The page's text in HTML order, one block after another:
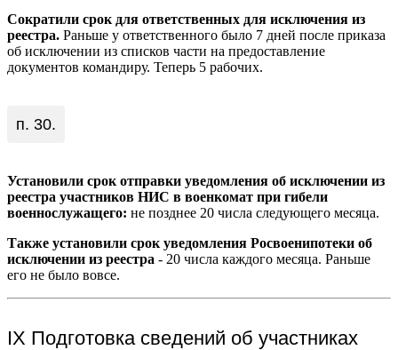
Сократили срок для ответственных для исключения из
реестра. Раньше у ответственного было 7 дней после приказа
об исключении из списков части на предоставление
документов командиру. Теперь 5 рабочих.
п. 30.
Установили срок отправки уведомления об исключении из
реестра участников НИС в военкомат при гибели
военнослужащего: не позднее 20 числа следующего месяца.
Также установили срок уведомления Росвоенипотеки об
исключении из реестра - 20 числа каждого месяца. Раньше
его не было вовсе.
IX Подготовка сведений об участниках